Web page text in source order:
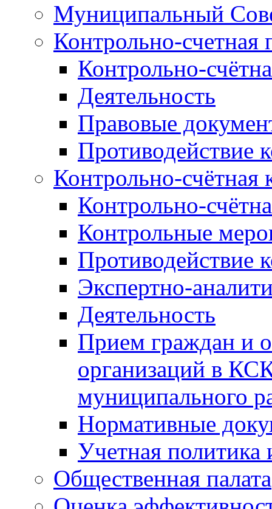
Муниципальный
Контрольно-счетная
Контрольно-
Деятельность
Правовые
Противодействие
Контрольно-счётная
Контрольно-
Контрольные
Противодействие
Экспертно-
Деятельность
Прием граждан и
организаций в
муниципального
Нормативные
Учетная политика
Общественная палата